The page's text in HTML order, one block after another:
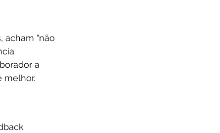
acham "não
a
melhor.